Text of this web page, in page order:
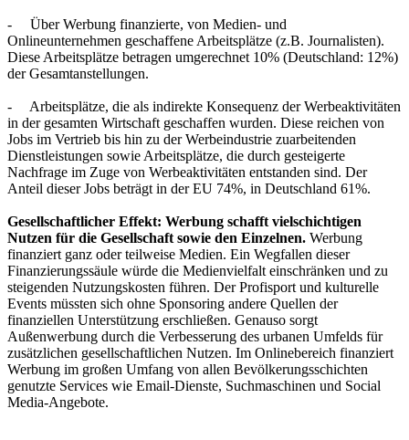
- Über Werbung finanzierte, von Medien- und
Onlineunternehmen geschaffene Arbeitsplätze (z.B. Journalisten).
Diese Arbeitsplätze betragen umgerechnet 10% (Deutschland: 12%)
der Gesamtanstellungen.
- Arbeitsplätze, die als indirekte Konsequenz der Werbeaktivitäten
in der gesamten Wirtschaft geschaffen wurden. Diese reichen von
Jobs im Vertrieb bis hin zu der Werbeindustrie zuarbeitenden
Dienstleistungen sowie Arbeitsplätze, die durch gesteigerte
Nachfrage im Zuge von Werbeaktivitäten entstanden sind. Der
Anteil dieser Jobs beträgt in der EU 74%, in Deutschland 61%.
Gesellschaftlicher Effekt: Werbung schafft vielschichtigen
Nutzen für die Gesellschaft sowie den Einzelnen. Werbung
finanziert ganz oder teilweise Medien. Ein Wegfallen dieser
Finanzierungssäule würde die Medienvielfalt einschränken und zu
steigenden Nutzungskosten führen. Der Profisport und kulturelle
Events müssten sich ohne Sponsoring andere Quellen der
finanziellen Unterstützung erschließen. Genauso sorgt
Außenwerbung durch die Verbesserung des urbanen Umfelds für
zusätzlichen gesellschaftlichen Nutzen. Im Onlinebereich finanziert
Werbung im großen Umfang von allen Bevölkerungsschichten
genutzte Services wie Email-Dienste, Suchmaschinen und Social
Media-Angebote.